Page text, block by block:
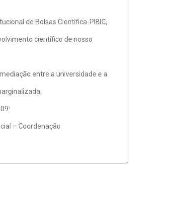
de Bolsas Científica-PIBIC,
científico de nosso
entre a universidade e a
– Coordenação